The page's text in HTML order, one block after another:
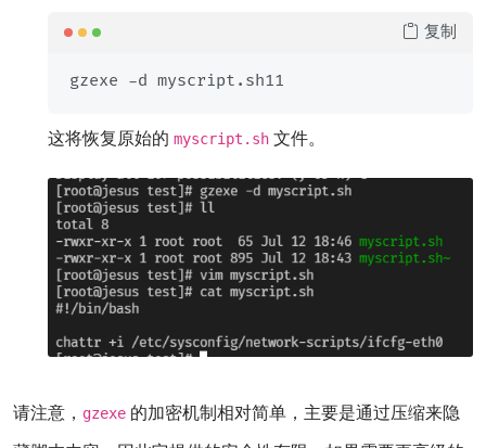
复制
这将恢复原始的 myscript.sh 文件。
请注意， gzexe 的加密机制相对简单，主要是通过压缩来隐